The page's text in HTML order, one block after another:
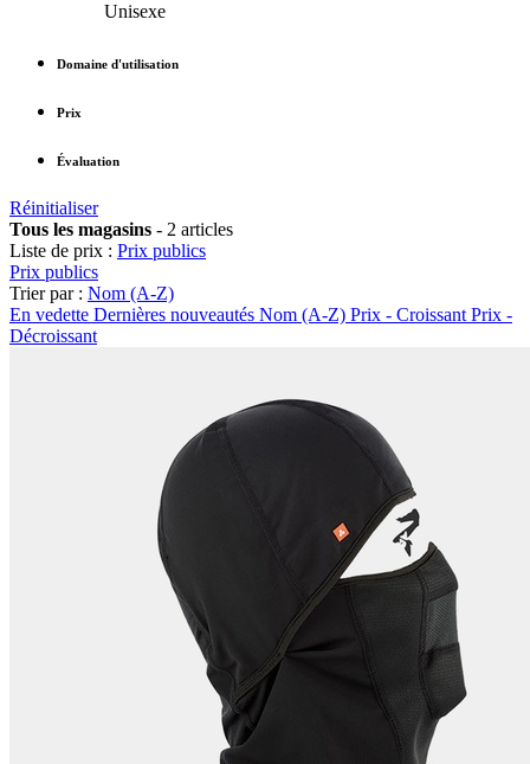
Unisexe
Domaine d'utilisation
Prix
Évaluation
Réinitialiser
Tous les magasins - 2 articles
Liste de prix : Prix publics
Prix publics
Trier par : Nom (A-Z)
En vedette Dernières nouveautés Nom (A-Z) Prix - Croissant Prix -
Décroissant